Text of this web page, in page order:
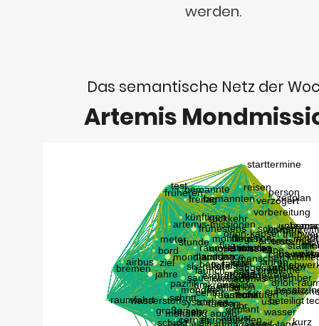
werden.
Das semantische Netz der
Artemis